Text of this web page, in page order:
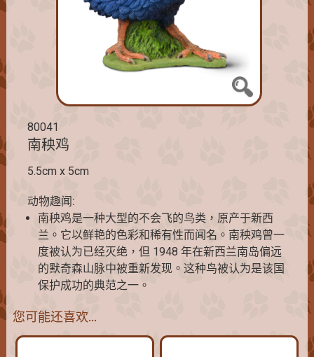
80041
南秧鸡
5.5cm x 5cm
动物趣闻:
南秧鸡是一种大型的不会飞的鸟类，原产于新西
兰。它以鲜艳的色彩和稀有性而闻名。南秧鸡曾一
度被认为已经灭绝，但 1948 年在新西兰南岛偏远
的默奇森山脉中被重新发现。这种鸟被认为是该国
保护成功的典范之一。
您可能还喜欢…